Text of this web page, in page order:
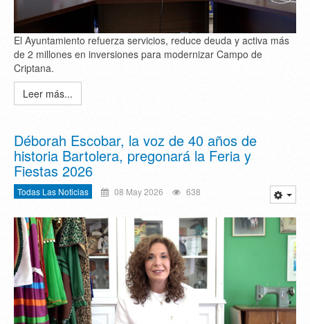
El Ayuntamiento refuerza servicios, reduce deuda y activa más
de 2 millones en inversiones para modernizar Campo de
Criptana.
Leer más...
Déborah Escobar, la voz de 40 años de
historia Bartolera, pregonará la Feria y
Fiestas 2026
Todas Las Noticias 08 May 2026 638